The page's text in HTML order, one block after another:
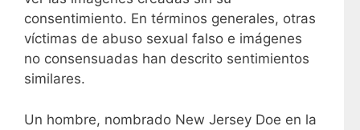
consentimiento. En términos generales, otras
víctimas de abuso sexual falso e imágenes
no consensuadas han descrito sentimientos
similares.
Un hombre, nombrado New Jersey Doe en la